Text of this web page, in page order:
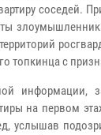
соседей.
топкинца с
информации,
на первом
услышав